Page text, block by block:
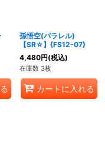
孫悟空(パラレル)
【SR☆】{FS12-07}
4,480円(税込)
在庫数 3枚
カートに入れる